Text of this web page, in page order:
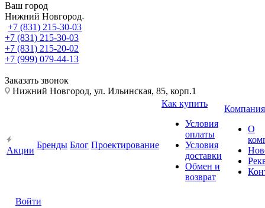
Ваш город
Нижний Новгород
+7 (831) 215-30-03
+7 (831) 215-30-03
+7 (831) 215-20-02
+7 (999) 079-44-13
Заказать звонок
Нижний Новгород, ул. Ильинская, 85, корп.1
Акции
Бренды Блог Проектирование
Как купить
Условия
оплаты
Условия
доставки
Обмен и
возврат
Компания
О
Войти